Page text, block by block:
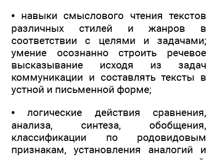
• навыки смыслового чтения текстов
различных стилей и жанров в
соответствии с целями и задачами;
умение осознанно строить речевое
высказывание исходя из задач
коммуникации и составлять тексты в
устной и письменной форме;
• логические действия сравнения,
анализа, синтеза, обобщения,
классификации по родовидовым
признакам, установления аналогий и